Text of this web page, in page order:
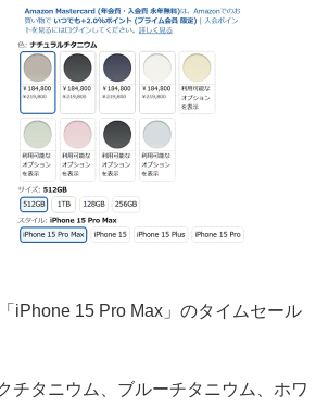
iPhone 15 Pro Max」のタイムセール
タニウム、ブルーチタニウム、ホワ